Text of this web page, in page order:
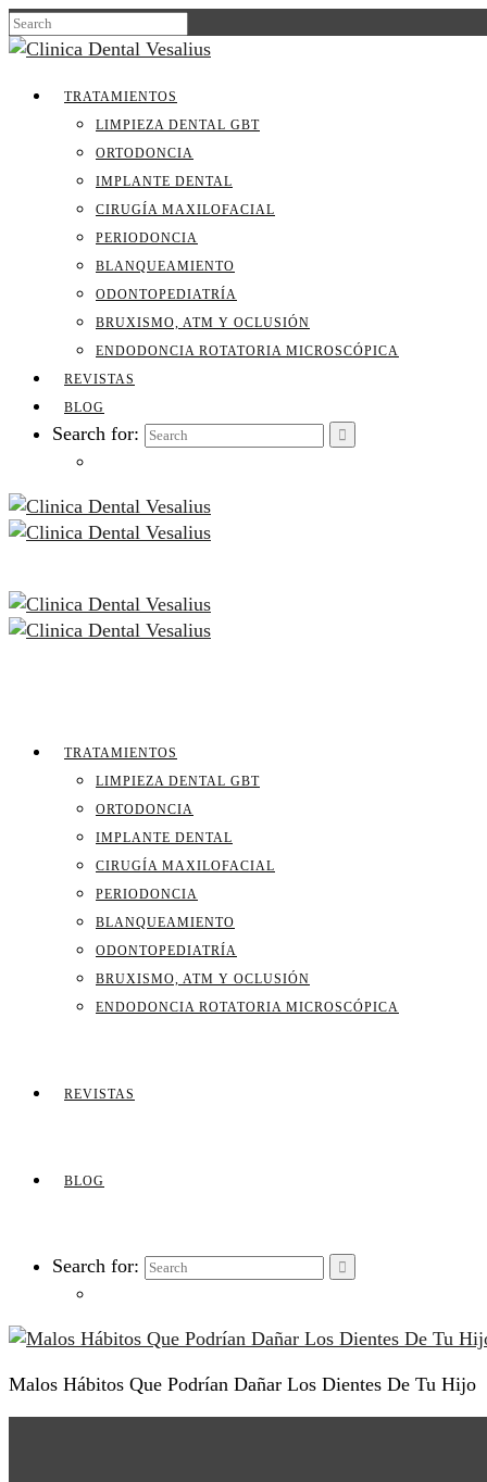
TRATAMIENTOS
LIMPIEZA DENTAL GBT
ORTODONCIA
IMPLANTE DENTAL
CIRUGÍA MAXILOFACIAL
PERIODONCIA
BLANQUEAMIENTO
ODONTOPEDIATRÍA
BRUXISMO, ATM Y OCLUSIÓN
ENDODONCIA ROTATORIA MICROSCÓPICA
REVISTAS
BLOG
Search for:
TRATAMIENTOS
LIMPIEZA DENTAL GBT
ORTODONCIA
IMPLANTE DENTAL
CIRUGÍA MAXILOFACIAL
PERIODONCIA
BLANQUEAMIENTO
ODONTOPEDIATRÍA
BRUXISMO, ATM Y OCLUSIÓN
ENDODONCIA ROTATORIA MICROSCÓPICA
REVISTAS
BLOG
Search for:
Malos Hábitos Que Podrían Dañar Los Dientes De Tu Hijo